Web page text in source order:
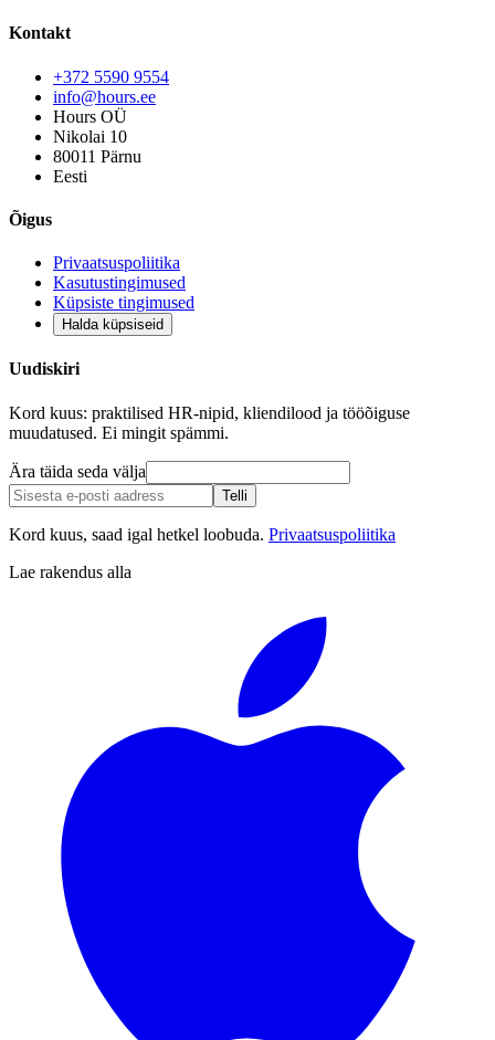
Kontakt
+372 5590 9554
info@hours.ee
Hours OÜ
Nikolai 10
80011 Pärnu
Eesti
Õigus
Privaatsuspoliitika
Kasutustingimused
Küpsiste tingimused
Halda küpsiseid
Uudiskiri
Kord kuus: praktilised HR-nipid, kliendilood ja tööõiguse
muudatused. Ei mingit spämmi.
Ära täida seda välja
Telli
Kord kuus, saad igal hetkel loobuda. Privaatsuspoliitika
Lae rakendus alla